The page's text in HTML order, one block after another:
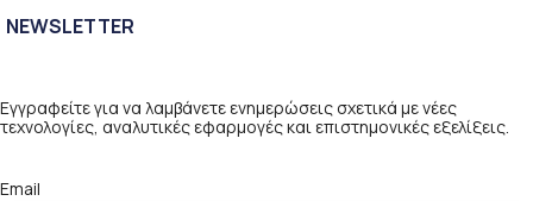
NEWSLETTER
Εγγραφείτε για να λαμβάνετε ενημερώσεις σχετικά με νέες
τεχνολογίες, αναλυτικές εφαρμογές και επιστημονικές εξελίξεις.
Email